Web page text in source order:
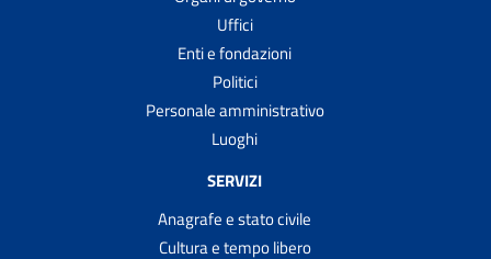
Uffici
Enti e fondazioni
Politici
Personale amministrativo
Luoghi
SERVIZI
Anagrafe e stato civile
Cultura e tempo libero